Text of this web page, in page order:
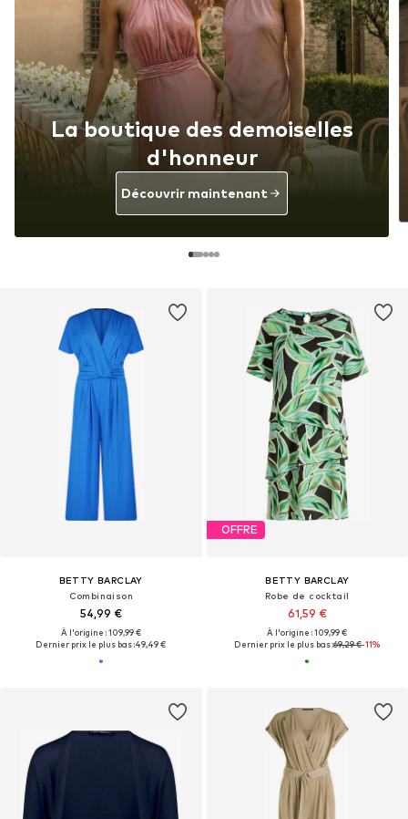
BETTY BARCLAY
Combinaison
54,99 €
À l'origine : 109,99 €
Dernier prix le plus bas :49,49 €
OFFRE
BETTY BARCLAY
Robe de cocktail
61,59 €
À l'origine : 109,99 €
Dernier prix le plus bas :69,29 €-11%
La boutique des demoiselles
d'honneur
Découvrir maintenant